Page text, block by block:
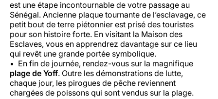
est une étape incontournable de votre passage au
Sénégal. Ancienne plaque tournante de l’esclavage, ce
petit bout de terre piétonnier est prisé des touristes
pour son histoire forte. En visitant la Maison des
Esclaves, vous en apprendrez davantage sur ce lieu
qui revêt une grande portée symbolique.
En fin de journée, rendez-vous sur la magnifique
plage de Yoff. Outre les démonstrations de lutte,
chaque jour, les pirogues de pêche reviennent
chargées de poissons qui sont vendus sur la plage.